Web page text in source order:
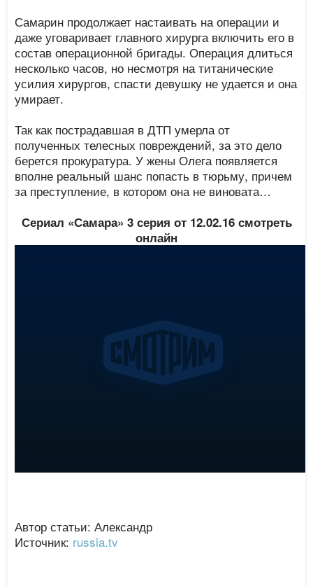
Самарин продолжает настаивать на операции и
даже уговаривает главного хирурга включить его в
состав операционной бригады. Операция длиться
несколько часов, но несмотря на титанические
усилия хирургов, спасти девушку не удается и она
умирает.
Так как пострадавшая в ДТП умерла от
полученных телесных повреждений, за это дело
берется прокуратура. У жены Олега появляется
вполне реальный шанс попасть в тюрьму, причем
за преступление, в котором она не виновата…
Сериал «Самара» 3 серия от 12.02.16 смотреть
онлайн
Автор статьи: Александр
Источник: russia.tv